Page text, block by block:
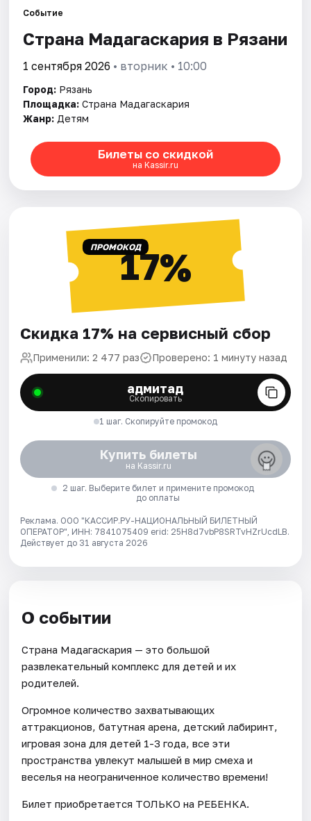
Площадки
Артисты
Рейтинги
Событие
Страна Мадагаскария в Рязани
1 сентября 2026 • вторник • 10:00
Город: Рязань
Площадка: Страна Мадагаскария
Жанр: Детям
Билеты со скидкой
на Kassir.ru
ПРОМОКОД17%
Скидка 17% на сервисный сбор
Применили: 2 477 раз Проверено: 1 минуту назад
адмитад
Скопировать
1 шаг. Скопируйте промокод
Купить билеты
на Kassir.ru
2 шаг. Выберите билет и примените промокод
до оплаты
Реклама. ООО "КАССИР.РУ-НАЦИОНАЛЬНЫЙ БИЛЕТНЫЙ
ОПЕРАТОР", ИНН: 7841075409 erid: 25H8d7vbP8SRTvHZrUcdLB.
Действует до 31 августа 2026
О событии
Страна Мадагаскария — это большой
развлекательный комплекс для детей и их
родителей.
Огромное количество захватывающих
аттракционов, батутная арена, детский лабиринт,
игровая зона для детей 1-3 года, все эти
пространства увлекут малышей в мир смеха и
веселья на неограниченное количество времени!
Билет приобретается ТОЛЬКО на РЕБЕНКА.